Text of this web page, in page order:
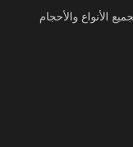
الأنواع والأحجام